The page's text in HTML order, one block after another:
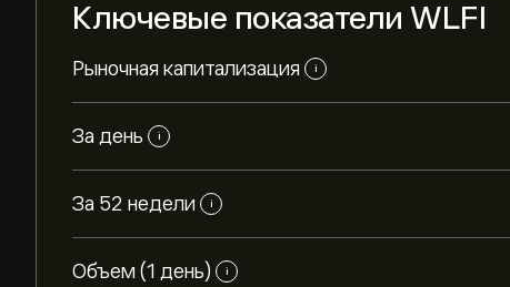
Ключевые показатели WLFI
Рыночная капитализация i
За день i
За 52 недели i
Объем (1 день) i